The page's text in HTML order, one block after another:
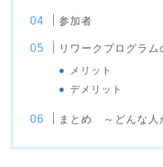
参加者
リワークプログラ
メリット
デメリット
まとめ ～どんな人